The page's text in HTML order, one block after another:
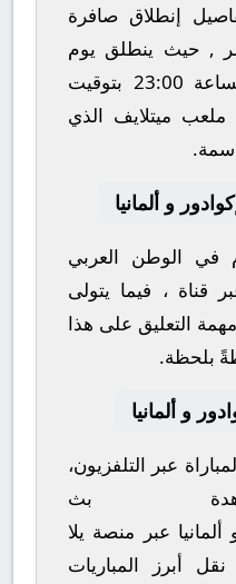
إنطلاق صافرة
, حيث ينطلق يوم
23:00 بتوقيت
ملعب ميتلايف الذي
و ألمانيا
في الوطن العربي
قناة، فيما يتولى
مهمة التعليق على هذا
بلحظة.
و ألمانيا
عبر التلفزيون،
بث
ألمانيا عبر منصة يلا
أبرز المباريات